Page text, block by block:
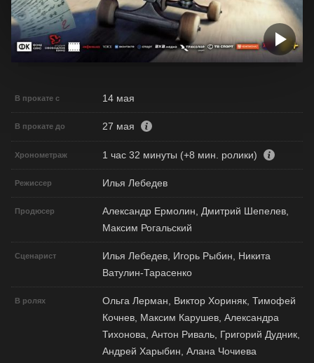
В прокате с 14 мая
В прокате до 27 мая
Хронометраж 1 час 32 минуты (+8 мин. ролики)
Режиссер Илья Лебедев
Продюсер
Александр Ермолин, Дмитрий Шепелев,
Максим Рогальский
Сценарист
Илья Лебедев, Игорь Рыбин, Никита
Ватулин-Тарасенко
В ролях
Ольга Лерман, Виктор Хориняк, Тимофей
Кочнев, Максим Карушев, Александра
Тихонова, Антон Риваль, Григорий Дудник,
Андрей Харыбин, Алана Чочиева